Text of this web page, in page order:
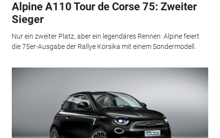
Alpine A110 Tour de Corse 75: Zweiter
Sieger
Nur ein zweiter Platz, aber ein legendäres Rennen: Alpine feiert
die 75er-Ausgabe der Rallye Korsika mit einem Sondermodell.